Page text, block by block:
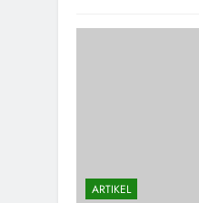
ARTIKEL